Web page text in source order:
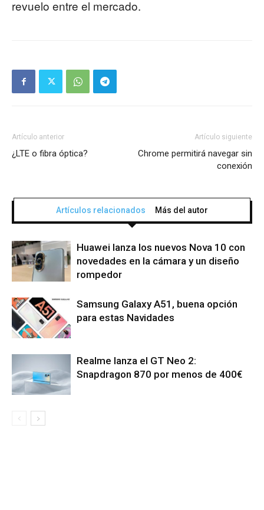
revuelo entre el mercado.
Artículo anterior
¿LTE o fibra óptica?
Artículo siguiente
Chrome permitirá navegar sin
conexión
Artículos relacionados Más del autor
Huawei lanza los nuevos Nova 10 con
novedades en la cámara y un diseño
rompedor
Samsung Galaxy A51, buena opción
para estas Navidades
Realme lanza el GT Neo 2:
Snapdragon 870 por menos de 400€